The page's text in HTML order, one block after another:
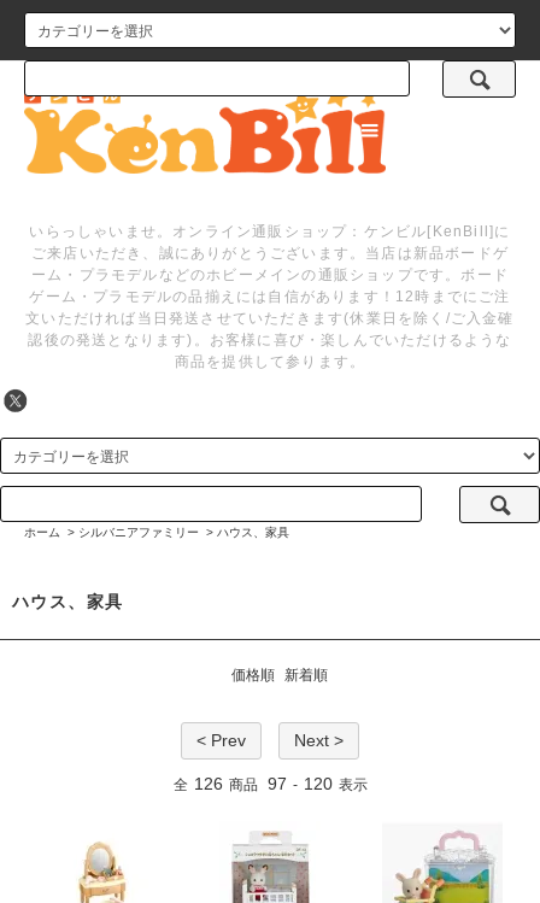
メニュー
いらっしゃいませ。オンライン通販ショップ：ケンビル[KenBill]に
ご来店いただき、誠にありがとうございます。当店は新品ボードゲ
ーム・プラモデルなどのホビーメインの通販ショップです。ボード
ゲーム・プラモデルの品揃えには自信があります！12時までにご注
文いただければ当日発送させていただきます(休業日を除く/ご入金確
認後の発送となります)。お客様に喜び・楽しんでいただけるような
商品を提供して参ります。
ホーム > シルバニアファミリー > ハウス、家具
ハウス、家具
価格順 新着順
< Prev Next >
全 126 商品 97 - 120 表示